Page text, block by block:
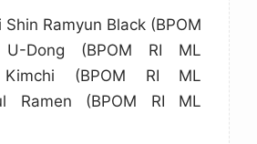
Ramyun Black (BPOM
Dong (BPOM RI ML
(BPOM RI ML
Ramen (BPOM RI ML